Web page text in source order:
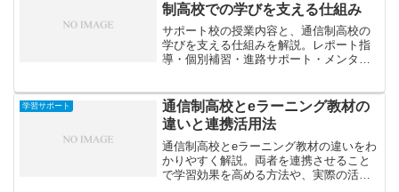
制高校での学びを支える仕組み
サポート校の授業内容と、通信制高校の
学びを支える仕組みを解説。レポート指
導・個別補習・進路サポート・メンタル
学習サポート
通信制高校とeラーニング教材の
違いと連携活用法
通信制高校とeラーニング教材の違いをわ
かりやすく解説。両者を連携させること
で学習効果を高める方法や、実際の活用